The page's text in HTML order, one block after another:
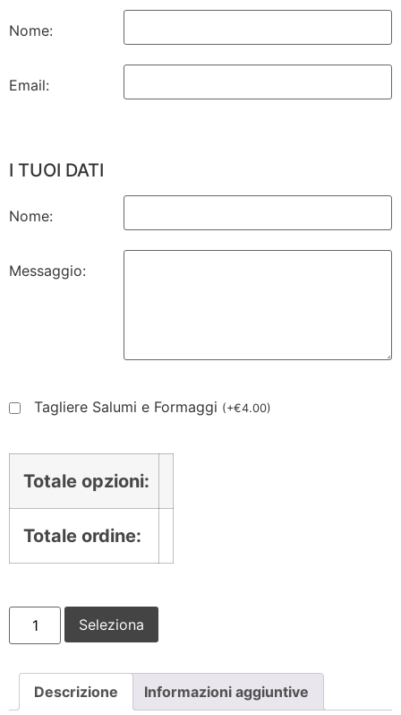
Nome:
Email:
I TUOI DATI
Nome:
Messaggio:
Tagliere Salumi e Formaggi (+€4.00)
Totale opzioni:
Totale ordine:
Seleziona
Descrizione Informazioni aggiuntive